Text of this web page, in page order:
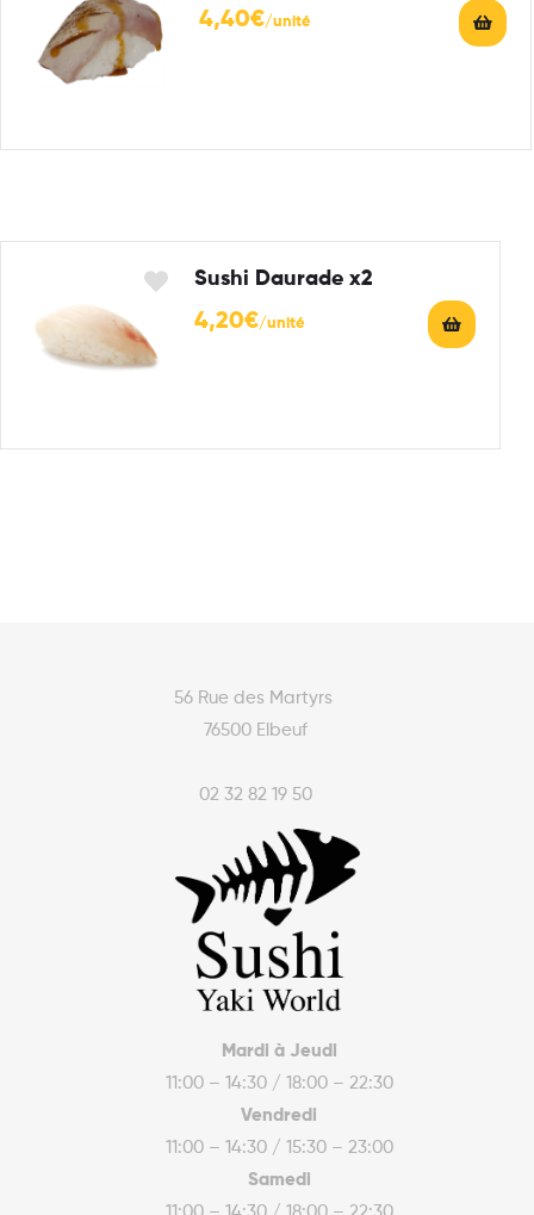
4,40€
Sushi Daurade x2
4,20€
56 Rue des Martyrs
76500 Elbeuf
02 32 82 19 50
Mardi à Jeudi
11:00 – 14:30 / 18:00 – 22:30
Vendredi
11:00 – 14:30 / 15:30 – 23:00
Samedi